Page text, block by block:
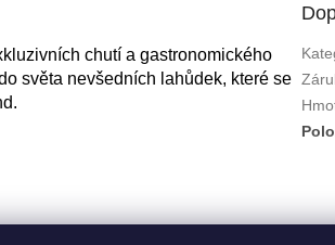
chutí a gastronomického
světa nevšedních lahůdek, které se